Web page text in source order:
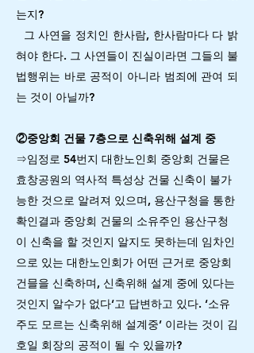
는지?
그 사연을 정치인 한사람, 한사람마다 다 밝
혀야 한다. 그 사연들이 진실이라면 그들의 불
법행위는 바로 공적이 아니라 범죄에 관여 되
는 것이 아닐까?
②중앙회 건물 7층으로 신축위해 설계 중
⇒임정로 54번지 대한노인회 중앙회 건물은
효창공원의 역사적 특성상 건물 신축이 불가
능한 것으로 알려져 있으며, 용산구청을 통한
확인결과 중앙회 건물의 소유주인 용산구청
이 신축을 할 것인지 알지도 못하는데 임차인
으로 있는 대한노인회가 어떤 근거로 중앙회
건믈을 신축하며, 신축위해 설계 중에 있다는
것인지 알수가 없다‘고 답변하고 있다. ‘소유
주도 모르는 신축위해 설계중’ 이라는 것이 김
호일 회장의 공적이 될 수 있을까?